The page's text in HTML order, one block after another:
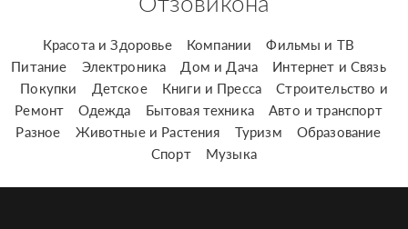
Красота и Здоровье Компании
Фильмы и ТВ
Питание
Электроника Дом и Дача
Интернет и Связь
Покупки
Детское Книги и Пресса
Строительство и
Ремонт
Одежда Бытовая техника
Авто и транспорт
Разное
Животные и Растения Туризм
Образование
Спорт
Музыка